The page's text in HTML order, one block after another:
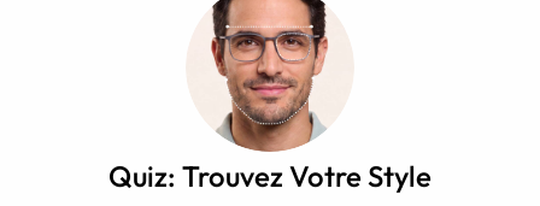
Quiz: Trouvez Votre Style